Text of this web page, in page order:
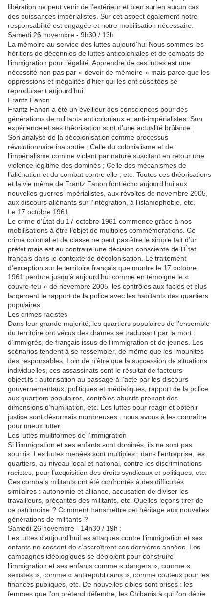
libération ne peut venir de l’extérieur et bien sur en aucun cas
des puissances impérialistes. Sur cet aspect également notre
responsabilité est engagée et notre mobilisation nécessaire.
Samedi 26 novembre - 9h30 / 13h :
La mémoire au service des luttes aujourd’hui Nous sommes les
héritiers de décennies de luttes anticoloniales et de combats de
l’immigration pour l’égalité. Apprendre de ces luttes est une
nécessité non pas par « devoir de mémoire » mais parce que les
oppressions et inégalités d’hier qui les ont suscitées se
reproduisent aujourd’hui.
Frantz Fanon
Frantz Fanon a été un éveilleur des consciences pour des
générations de militants anticoloniaux et anti-impérialistes. Son
expérience et ses théorisation sont d’une actualité brûlante :
Son analyse de la décolonisation comme processus
révolutionnaire inaboutie ; Celle du colonialisme et de
l’impérialisme comme violent par nature suscitant en retour une
violence légitime des dominés ; Celle des mécanismes de
l’aliénation et du combat contre elle ; etc. Toutes ces théorisations
et la vie même de Frantz Fanon font écho aujourd’hui aux
nouvelles guerres impérialistes, aux révoltes de novembre 2005,
aux discours aliénants sur l’intégration, à l’islamophobie, etc.
Le 17 octobre 1961
Le crime d’État du 17 octobre 1961 commence grâce à nos
mobilisations à être l’objet de multiples commémorations. Ce
crime colonial et de classe ne peut pas être le simple fait d’un
préfet mais est au contraire une décision consciente de l’État
français dans le contexte de décolonisation. Le traitement
d’exception sur le territoire français que montre le 17 octobre
1961 perdure jusqu’à aujourd’hui comme en témoigne le «
couvre-feu » de novembre 2005, les contrôles aux faciès et plus
largement le rapport de la police avec les habitants des quartiers
populaires.
Les crimes racistes
Dans leur grande majorité, les quartiers populaires de l’ensemble
du territoire ont vécus des drames se traduisant par la mort :
d’immigrés, de français issus de l’immigration et de jeunes. Les
scénarios tendent à se ressembler, de même que les impunités
des responsables . Loin de n’être que la succession de situations
individuelles , ces assassinats sont le résultat de facteurs
objectifs : autorisation au passage à l’acte par les discours
gouvernementaux, politiques et médiatiques, rapport de la police
aux quartiers populaires, contrôles abusifs prenant des
dimensions d’humiliation, etc. Les luttes pour réagir et obtenir
justice sont désormais nombreuses : nous avons à les connaître
pour mieux lutter.
Les luttes multiformes de l’immigration
Si l’immigration et ses enfants sont dominés, ils ne sont pas
soumis. Les luttes menées sont multiples : dans l’entreprise, les
quartiers, au niveau local et national, contre les discriminations
racistes, pour l’acquisition des droits syndicaux et politiques, etc.
Ces combats militants ont été confrontés à des difficultés
similaires : autonomie et alliance, accusation de diviser les
travailleurs, précarités des militants, etc. Quelles leçons tirer de
ce patrimoine ? Comment transmettre cet héritage aux nouvelles
générations de militants ?
Samedi 26 novembre - 14h30 / 19h :
Les luttes d’aujourd’huiLes attaques contre l’immigration et ses
enfants ne cessent de s’accroîtrent ces dernières années. Les
campagnes idéologiques se déploient pour construire
l’immigration et ses enfants comme « dangers », comme «
sexistes », comme « antirépublicains », comme coûteux pour les
finances publiques, etc. De nouvelles cibles sont prises : les
femmes que l’on prétend défendre, les Chibanis à qui l’on dénie